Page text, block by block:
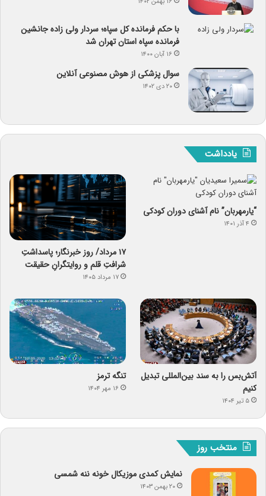
با حکم فرمانده کل سپاه؛ سردار ولی زاده جانشین
فرمانده سپاه استان تهران شد
۱۶ آبان ۱۴۰۰
سوال پزشکی از هوش مصنوعی آنلاین
۲۰ دی ۱۴۰۲
یادداشت
“یارمهربان” نام آشنای دوران کودکی
۴ آذر ۱۴۰۱
۱۷ مرداد/ روز خبرنگار؛ پاسداشتِ
شرافتِ قلم و روایتگرانِ حقیقت
۱۷ مرداد ۱۴۰۵
آتش‌بس را به سند بین‌المللی تبدیل
کنیم
۵ تیر ۱۴۰۴
تنگه ترمز
۱۶ مهر ۱۴۰۴
منتخب روز
نمایش کمدی موزیکال خونه ننه شمسی
۲۰ بهمن ۱۴۰۳